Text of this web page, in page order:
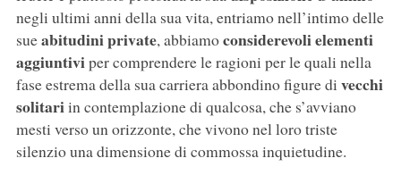
negli ultimi anni della sua vita, entriamo nell’intimo delle
sueabitudini private, abbiamoconsiderevoli elementi
aggiuntiviper comprendere le ragioni per le quali nella
fase estrema della sua carriera abbondino figure di vecchi
solitariin contemplazione di qualcosa, che s’avviano
mesti verso un orizzonte, che vivono nel loro triste
silenzio una dimensione di commossa inquietudine.